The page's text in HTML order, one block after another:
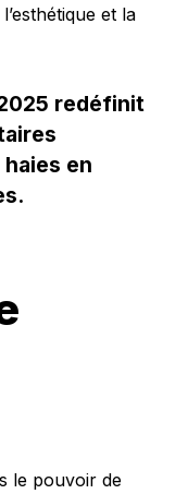
et la
redéfinit
en
le pouvoir de